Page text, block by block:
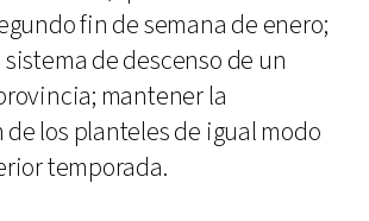
fin de semana de enero;
de descenso de un
mantener la
los planteles de igual modo
temporada.